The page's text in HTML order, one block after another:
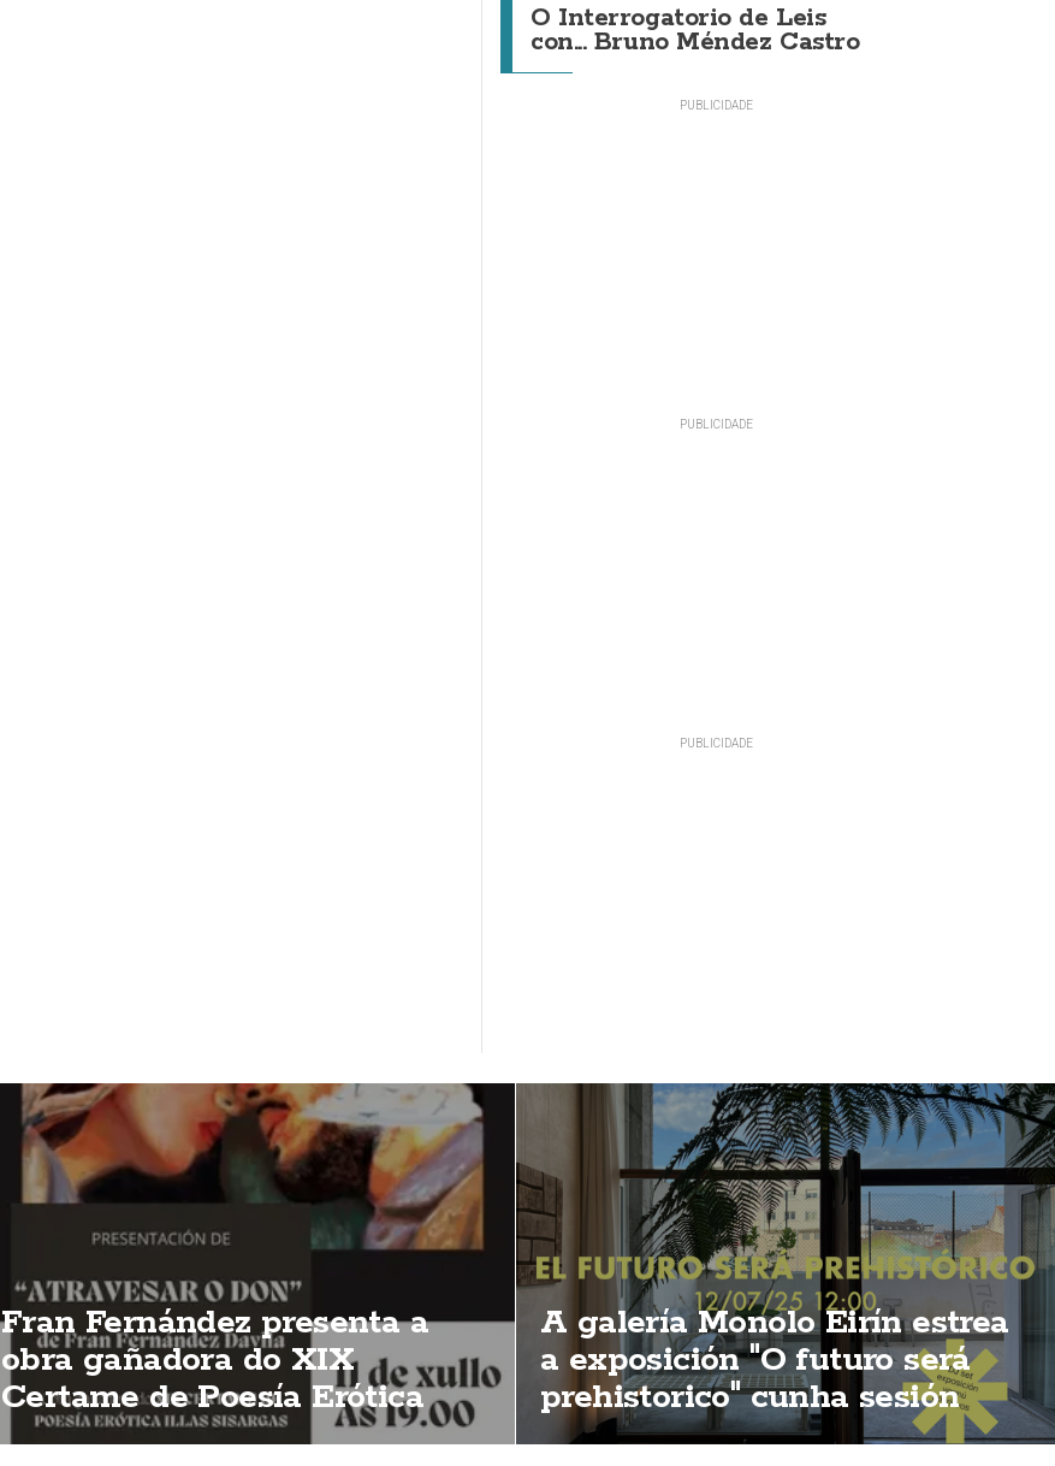
O Interrogatorio de Leis
con... Bruno Méndez Castro
Fran Fernández presenta a
obra gañadora do XIX
Certame de Poesía Erótica
Illas Sisargas
A galería Monolo Eirín estrea
a exposición "O futuro será
prehistorico" cunha sesión
vermú